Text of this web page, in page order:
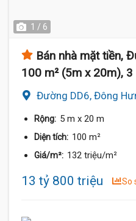
1 / 6
Bán nhà mặt tiền,
100 m² (5m x 20m),
Đường DD6, Đông
Rộng: 5 m x 20 m
Diện tích: 100 m²
Giá/m²: 132 triệu/m²
13 tỷ 800 triệu So